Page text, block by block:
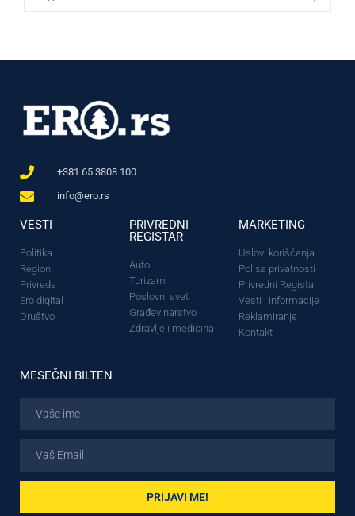
+381 65 3808 100
info@ero.rs
VESTI
Politika
Region
Privreda
Ero digital
Društvo
PRIVREDNI
REGISTAR
Auto
Turizam
Poslovni svet
Građevinarstvo
Zdravlje i medicina
MARKETING
Uslovi korišćenja
Polisa privatnosti
Privredni Registar
Vesti i informacije
Reklamiranje
Kontakt
MESEČNI BILTEN
PRIJAVI ME!